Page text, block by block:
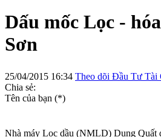
Dấu mốc Lọc -
Sơn
25/04/2015 16:34 Theo dõi Đầu Tư Tài
Chia sẻ:
Tên của bạn (*)
Nhà máy Lọc dầu (NMLD) Dung